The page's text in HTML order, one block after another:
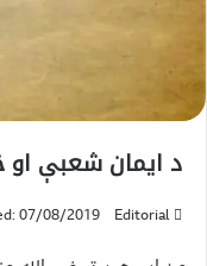
د ايمان شعبې او
Editorial
07/08/2019